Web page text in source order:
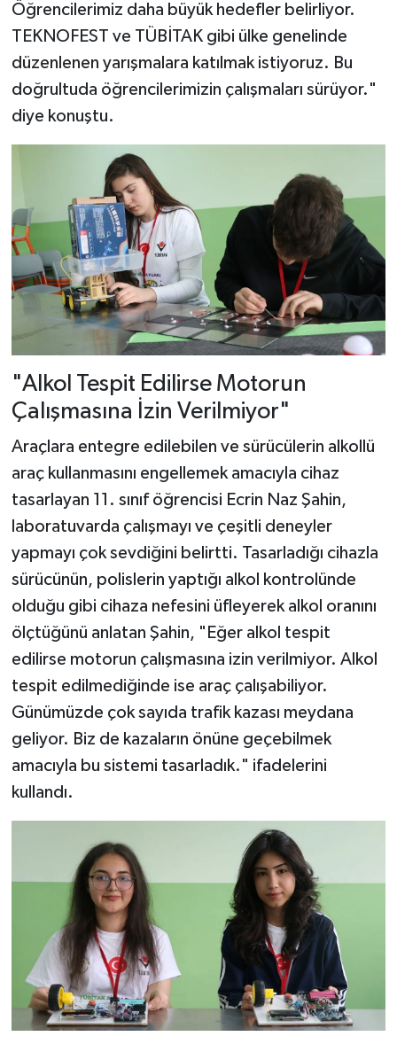
Öğrencilerimiz daha büyük hedefler belirliyor.
TEKNOFEST ve TÜBİTAK gibi ülke genelinde
düzenlenen yarışmalara katılmak istiyoruz. Bu
doğrultuda öğrencilerimizin çalışmaları sürüyor."
diye konuştu.
"Alkol Tespit Edilirse Motorun
Çalışmasına İzin Verilmiyor"
Araçlara entegre edilebilen ve sürücülerin alkollü
araç kullanmasını engellemek amacıyla cihaz
tasarlayan 11. sınıf öğrencisi Ecrin Naz Şahin,
laboratuvarda çalışmayı ve çeşitli deneyler
yapmayı çok sevdiğini belirtti. Tasarladığı cihazla
sürücünün, polislerin yaptığı alkol kontrolünde
olduğu gibi cihaza nefesini üfleyerek alkol oranını
ölçtüğünü anlatan Şahin, "Eğer alkol tespit
edilirse motorun çalışmasına izin verilmiyor. Alkol
tespit edilmediğinde ise araç çalışabiliyor.
Günümüzde çok sayıda trafik kazası meydana
geliyor. Biz de kazaların önüne geçebilmek
amacıyla bu sistemi tasarladık." ifadelerini
kullandı.